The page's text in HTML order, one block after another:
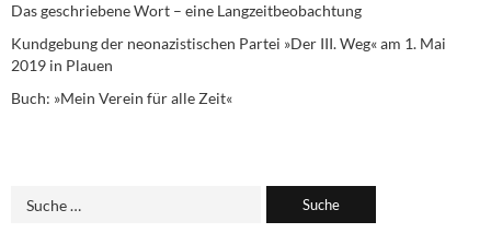
Das geschriebene Wort – eine Langzeitbeobachtung
Kundgebung der neonazistischen Partei »Der III. Weg« am 1. Mai
2019 in Plauen
Buch: »Mein Verein für alle Zeit«